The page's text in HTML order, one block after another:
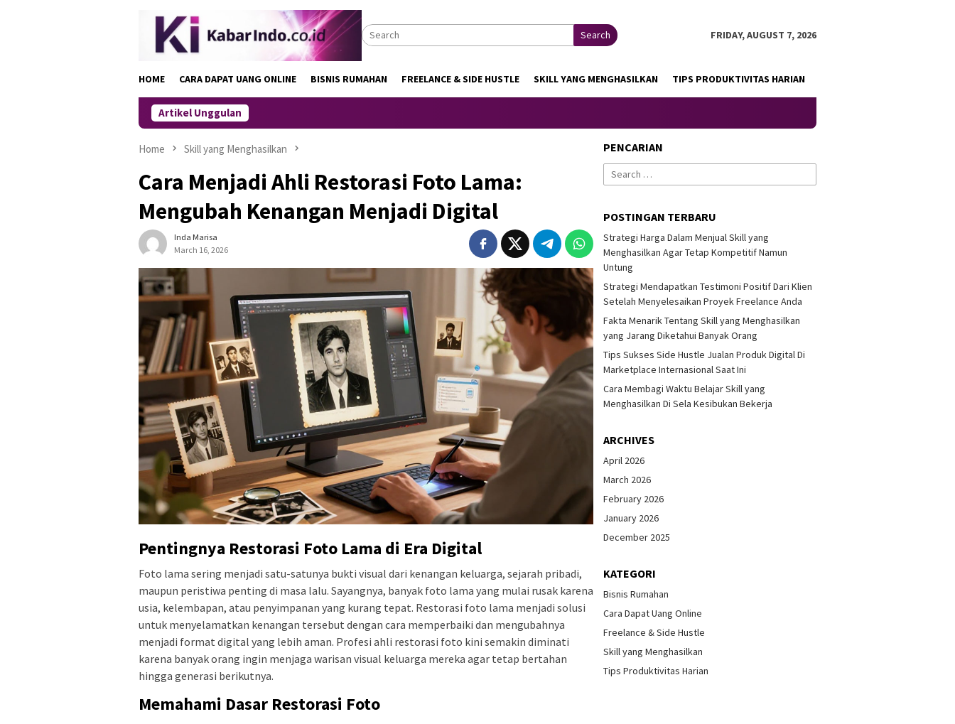
Search FRIDAY, AUGUST 7, 2026
HOME CARA DAPAT UANG ONLINE BISNIS RUMAHAN FREELANCE & SIDE HUSTLE SKILL YANG MENGHASILKAN TIPS PRODUKTIVITAS HARIAN
Artikel Unggulan
Home Skill yang Menghasilkan
Cara Menjadi Ahli Restorasi Foto Lama:
Mengubah Kenangan Menjadi Digital
Inda Marisa
March 16, 2026
Pentingnya Restorasi Foto Lama di Era Digital
Foto lama sering menjadi satu-satunya bukti visual dari kenangan keluarga, sejarah pribadi,
maupun peristiwa penting di masa lalu. Sayangnya, banyak foto lama yang mulai rusak karena
usia, kelembapan, atau penyimpanan yang kurang tepat. Restorasi foto lama menjadi solusi
untuk menyelamatkan kenangan tersebut dengan cara memperbaiki dan mengubahnya
menjadi format digital yang lebih aman. Profesi ahli restorasi foto kini semakin diminati
karena banyak orang ingin menjaga warisan visual keluarga mereka agar tetap bertahan
hingga generasi berikutnya.
Memahami Dasar Restorasi Foto
PENCARIAN
Search
for:
POSTINGAN TERBARU
Strategi Harga Dalam Menjual Skill yang
Menghasilkan Agar Tetap Kompetitif Namun
Untung
Strategi Mendapatkan Testimoni Positif Dari Klien
Setelah Menyelesaikan Proyek Freelance Anda
Fakta Menarik Tentang Skill yang Menghasilkan
yang Jarang Diketahui Banyak Orang
Tips Sukses Side Hustle Jualan Produk Digital Di
Marketplace Internasional Saat Ini
Cara Membagi Waktu Belajar Skill yang
Menghasilkan Di Sela Kesibukan Bekerja
ARCHIVES
April 2026
March 2026
February 2026
January 2026
December 2025
KATEGORI
Bisnis Rumahan
Cara Dapat Uang Online
Freelance & Side Hustle
Skill yang Menghasilkan
Tips Produktivitas Harian